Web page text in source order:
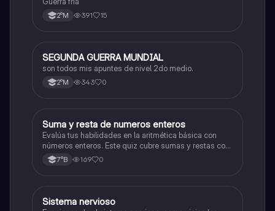
2°M 391 15
Historia
SEGUNDA GUERRA MUNDIAL
son todos mis apuntes de nivel 2do medio.
2°M 343 0
SMatemáticas
Suma y resta de numeros enteros
Evalúa tus habilidades en la aritmética básica con
números enteros. Este quiz cubre sumas y restas con
números positivos y negativos.
7°B 169 0
SBiología
Sistema nervioso